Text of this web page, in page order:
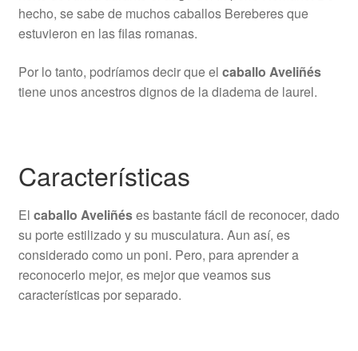
hecho, se sabe de muchos caballos Bereberes que
estuvieron en las filas romanas.
Por lo tanto, podríamos decir que el caballo Aveliñés
tiene unos ancestros dignos de la diadema de laurel.
Características
El caballo Aveliñéses bastante fácil de reconocer, dado
su porte estilizado y su musculatura. Aun así, es
considerado como un poni. Pero, para aprender a
reconocerlo mejor, es mejor que veamos sus
características por separado.